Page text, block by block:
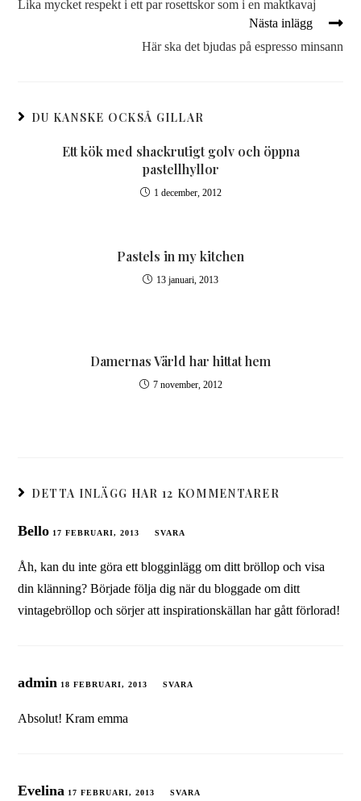
Lika mycket respekt i ett par rosettskor som i en maktkavaj
Nästa inlägg
Här ska det bjudas på espresso minsann
DU KANSKE OCKSÅ GILLAR
Ett kök med shackrutigt golv och öppna
pastellhyllor
1 december, 2012
Pastels in my kitchen
13 januari, 2013
Damernas Värld har hittat hem
7 november, 2012
DETTA INLÄGG HAR 12 KOMMENTARER
Bello 17 FEBRUARI, 2013 SVARA
Åh, kan du inte göra ett blogginlägg om ditt bröllop och visa
din klänning? Började följa dig när du bloggade om ditt
vintagebröllop och sörjer att inspirationskällan har gått förlorad!
admin 18 FEBRUARI, 2013 SVARA
Absolut! Kram emma
Evelina 17 FEBRUARI, 2013 SVARA